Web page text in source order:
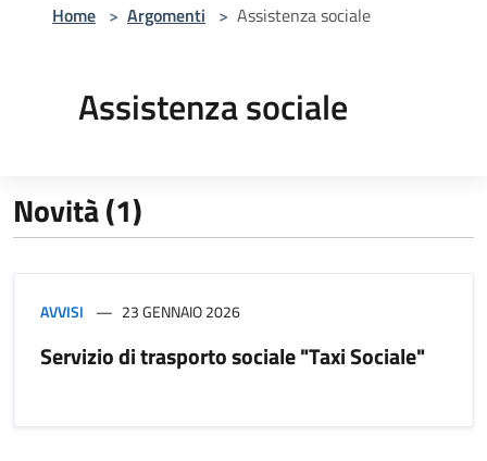
Home > Argomenti > Assistenza sociale
Assistenza sociale
Novità (1)
AVVISI 23 GENNAIO 2026
Servizio di trasporto sociale "Taxi Sociale"